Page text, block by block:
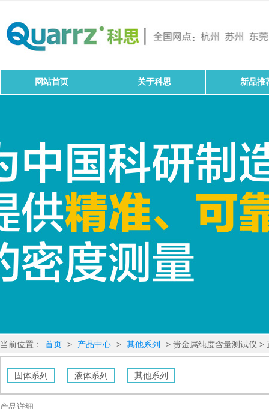
网站首页 关于科思 新品推
当前位置： 首页 > 产品中心 > 其他系列 > 贵金属纯度含量测试仪 >
固体系列 液体系列 其他系列
产品详细